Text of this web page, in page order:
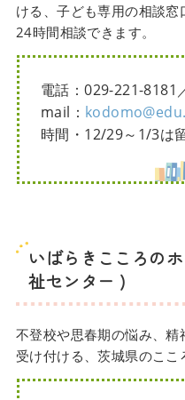
ける、子ども専用の相談
24時間相談できます。
電話：029-221-8181
mail：
時間・12/29～1/3は
いばらきこころの
祉センター )
不登校や思春期の悩み、
受け付ける、茨城県のここ